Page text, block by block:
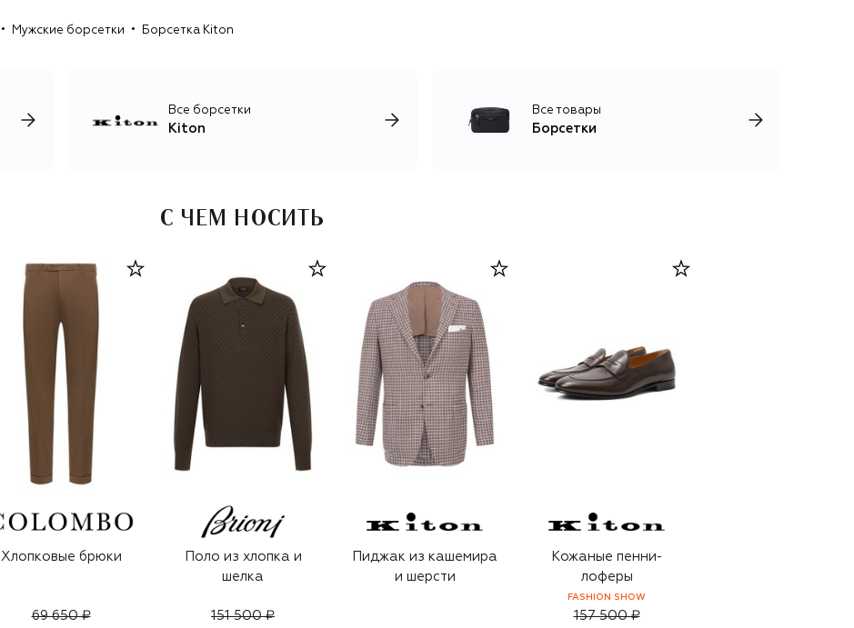
женщин, роскошные базовые вещи, обувь и аксессуары.
Мужские борсетки Борсетка Kiton
Все борсетки
Kiton
Все товары
Борсетки
С ЧЕМ НОСИТЬ
Хлопковые брюки
69 650 ₽
Поло из хлопка и
шелка
151 500 ₽
Пиджак из кашемира
и шерсти
Кожаные пенни-
лоферы
FASHION SHOW
157 500 ₽